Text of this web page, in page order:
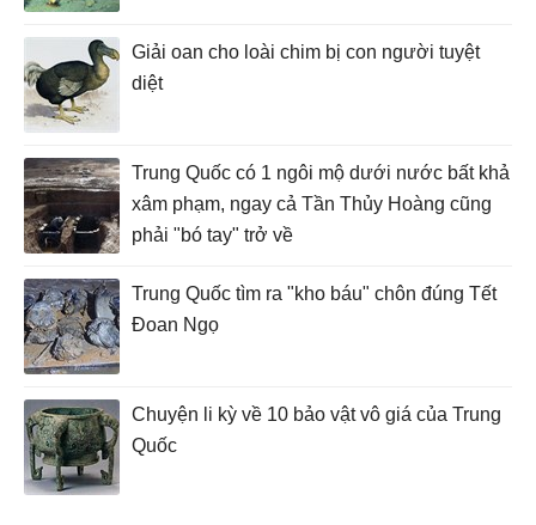
Giải oan cho loài chim bị con người tuyệt
diệt
Trung Quốc có 1 ngôi mộ dưới nước bất khả
xâm phạm, ngay cả Tần Thủy Hoàng cũng
phải "bó tay" trở về
Trung Quốc tìm ra "kho báu" chôn đúng Tết
Đoan Ngọ
Chuyện li kỳ về 10 bảo vật vô giá của Trung
Quốc